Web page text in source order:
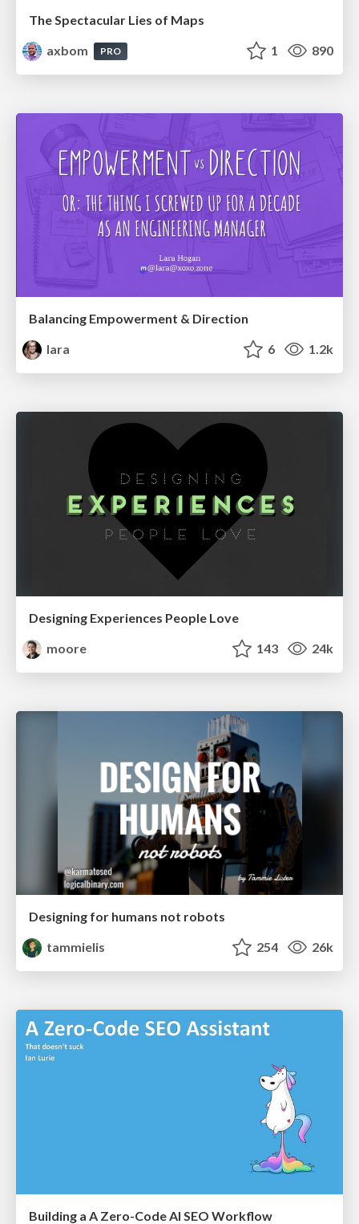
The Spectacular Lies of Maps
axbom
PRO 1 890
Balancing Empowerment & Direction
lara
6 1.2k
Designing Experiences People Love
moore
143 24k
Designing for humans not robots
tammielis
254 26k
Building a A Zero-Code AI SEO Workflow